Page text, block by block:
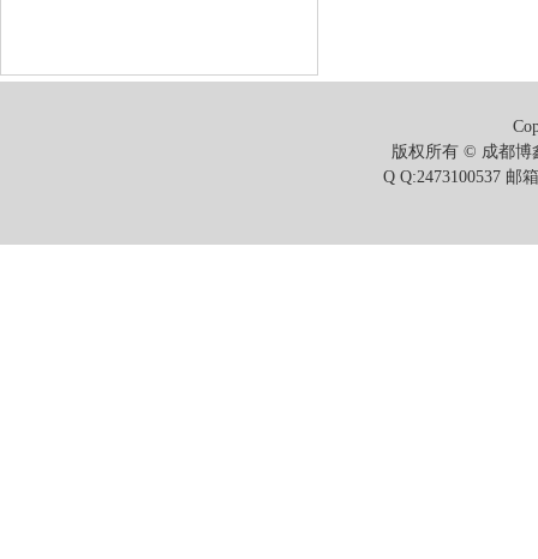
版权所有 © 成都博
Q Q:2473100537 邮